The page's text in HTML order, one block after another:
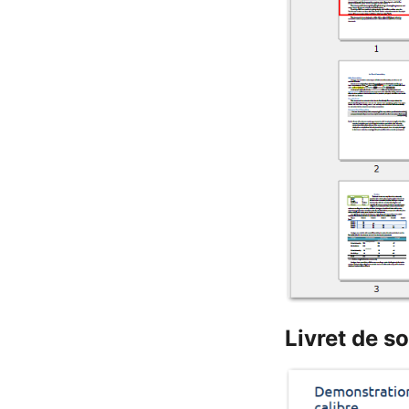
Livret de